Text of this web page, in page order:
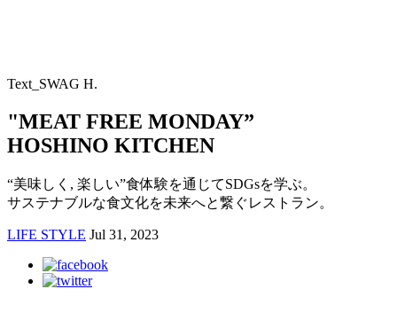
Text_SWAG H.
"MEAT FREE MONDAY”
HOSHINO KITCHEN
“美味しく, 楽しい”食体験を通じてSDGsを学ぶ。
サステナブルな食文化を未来へと繋ぐレストラン。
LIFE STYLE Jul 31, 2023